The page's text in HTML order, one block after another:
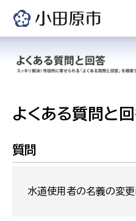
よくある質問と
質問
水道使用者の名義の変更